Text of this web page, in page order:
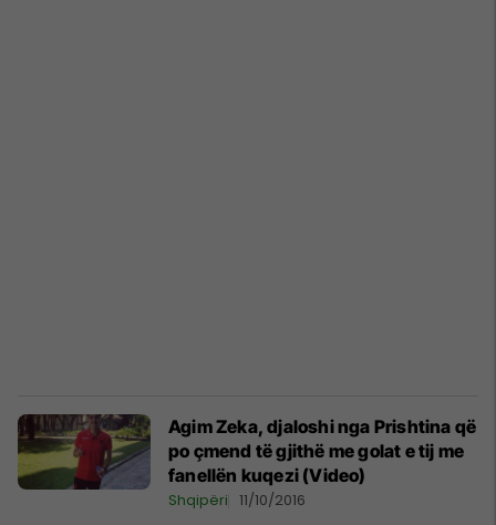
Agim Zeka, djaloshi nga Prishtina që
po çmend të gjithë me golat e tij me
fanellën kuqezi (Video)
Shqipëri 11/10/2016